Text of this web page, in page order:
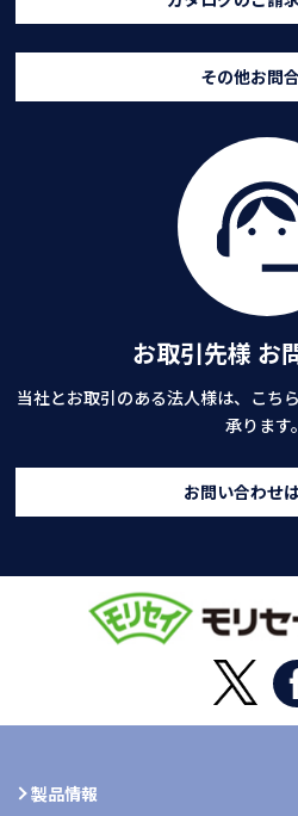
その他お問
お取引先様 お
当社とお取引のある法人様は、こち
承ります。
お問い合わせ
製品情報